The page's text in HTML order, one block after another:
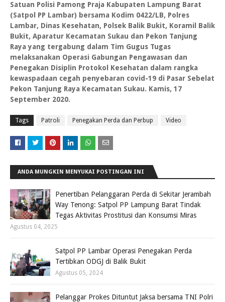
Satuan Polisi Pamong Praja Kabupaten Lampung Barat
(Satpol PP Lambar) bersama Kodim 0422/LB, Polres
Lambar, Dinas Kesehatan, Polsek Balik Bukit, Koramil Balik
Bukit, Aparatur Kecamatan Sukau dan Pekon Tanjung
Raya yang tergabung dalam Tim Gugus Tugas
melaksanakan Operasi Gabungan Pengawasan dan
Penegakan Disiplin Protokol Kesehatan dalam rangka
kewaspadaan cegah penyebaran covid-19 di Pasar Sebelat
Pekon Tanjung Raya Kecamatan Sukau. Kamis, 17
September 2020.
Tags Patroli Penegakan Perda dan Perbup Video
ANDA MUNGKIN MENYUKAI POSTINGAN INI
Penertiban Pelanggaran Perda di Sekitar Jerambah
Way Tenong: Satpol PP Lampung Barat Tindak
Tegas Aktivitas Prostitusi dan Konsumsi Miras
Agustus 04, 2025
Satpol PP Lambar Operasi Penegakan Perda
Tertibkan ODGJ di Balik Bukit
Agustus 05, 2024
Pelanggar Prokes Dituntut Jaksa bersama TNI Polri